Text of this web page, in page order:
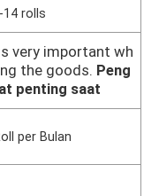
14 rolls
very important wh
the goods. Peng
penting saat
per Bulan